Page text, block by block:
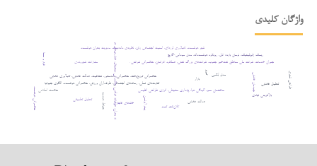
واژگان کلیدی
تفاوت‌های نسلی، رسانه‌های اجتماعی، طرفداران ورزش، حکمرانی هوشمند، الگوی جیوئیا
ساختمان سبز، آلودگی هوا، پایداری محیطی، انرژی طراحی اقلیمی
حکمرانی توزیع‌یافته، حکمرانی داده‌محور، شفافیت، عدالت فضایی، تاب‌آوری فضایی
مدیریت بحران، عملیات غواصی، حکمرانی دیجیتال، فناوری‌های هوشمند، حکمرانی داده جبران خدمات، شرکت ملی مناطق نفت‌خیز جنوب، شرکت‌های بزرگ نفتي، عملکرد کارکنان، حکمرانی شرکتی.
ریسک ژئوپلیتیک، نوسان بازده کل، رویکرد هوشمندانه، مدل میداس-گارچ
شهر هوشمند، تاب‌آوری لرزه‌ای، امنیت اجتماعی زنان، نظریه‌ی داده‌بنیاد، مدیریت بحران هوشمند
خانه‌های قاجاری حیاط، هندسه
چیدمان فضایی تحلیل فضایی
پیتر آیزنمن
مدل بَکس
فرم و معنا
تحلیل تطبیقی حکمرانی هوشمند
مشارکت شهروندی
بازآفرینی نهادی
کلان‌شهر تبریز
حکمت اسلامی
طراحی شهری تبریز
عدالت فضایی
بازار